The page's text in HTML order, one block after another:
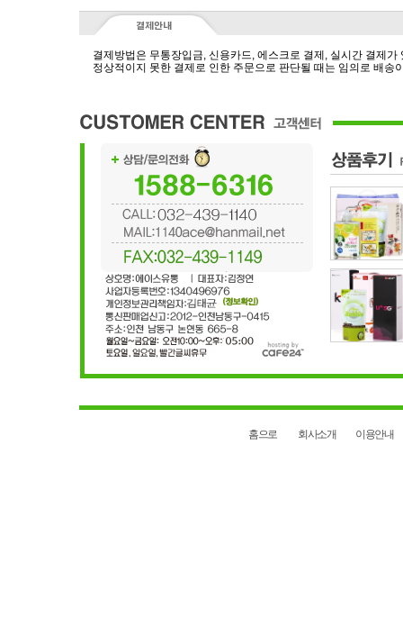
결제방법은 무통장입금, 신용카드, 에스크로 결제, 실시간 결제가
정상적이지 못한 결제로 인한 주문으로 판단될 때는 임의로 배송
홈으로 회사소개 이용안내